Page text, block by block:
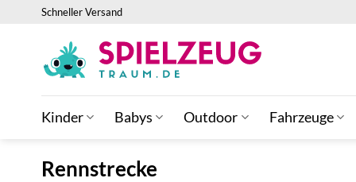
springen
Schneller Versand
Kinder Babys Outdoor Fahrzeuge
Rennstrecke